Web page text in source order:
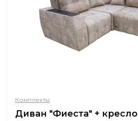
Комплекты
Диван "Фиеста" + кресло